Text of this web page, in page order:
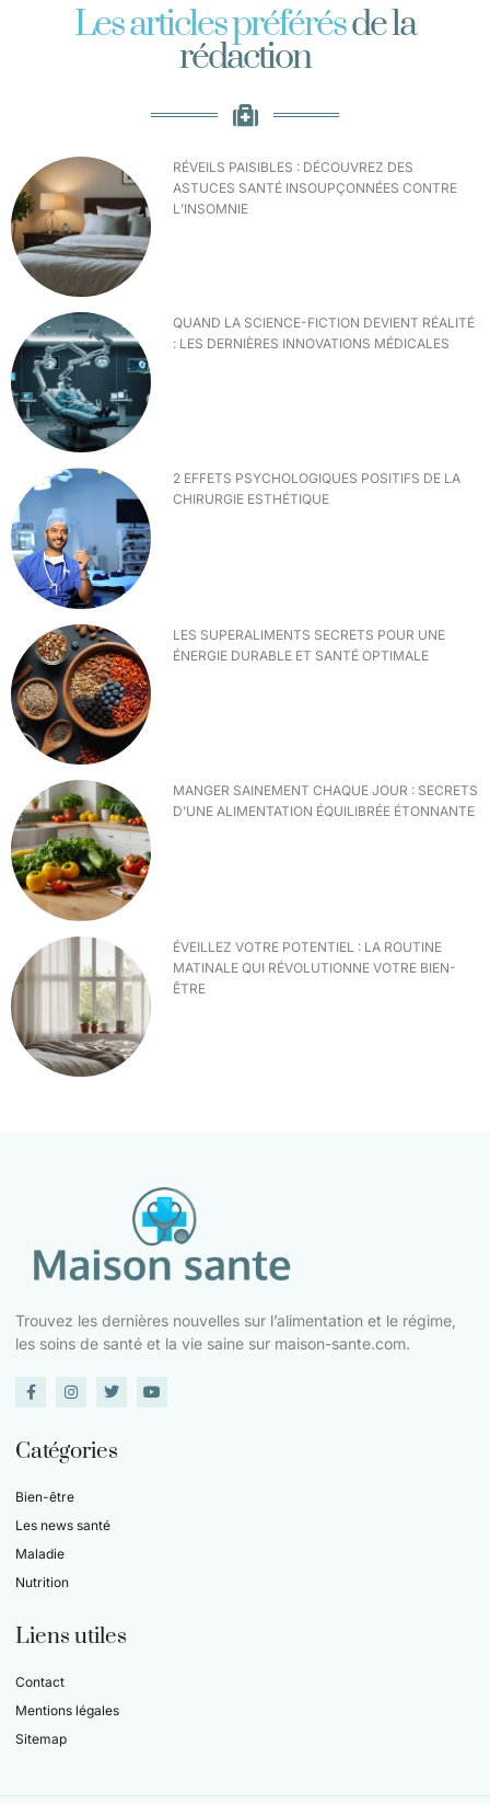
Les articles préférésde la
rédaction
RÉVEILS PAISIBLES : DÉCOUVREZ DES
ASTUCES SANTÉ INSOUPÇONNÉES CONTRE
L’INSOMNIE
QUAND LA SCIENCE-FICTION DEVIENT RÉALITÉ
: LES DERNIÈRES INNOVATIONS MÉDICALES
2 EFFETS PSYCHOLOGIQUES POSITIFS DE LA
CHIRURGIE ESTHÉTIQUE
LES SUPERALIMENTS SECRETS POUR UNE
ÉNERGIE DURABLE ET SANTÉ OPTIMALE
MANGER SAINEMENT CHAQUE JOUR : SECRETS
D’UNE ALIMENTATION ÉQUILIBRÉE ÉTONNANTE
ÉVEILLEZ VOTRE POTENTIEL : LA ROUTINE
MATINALE QUI RÉVOLUTIONNE VOTRE BIEN-
ÊTRE
Trouvez les dernières nouvelles sur l’alimentation et le régime,
les soins de santé et la vie saine sur maison-sante.com.
Catégories
Bien-être
Les news santé
Maladie
Nutrition
Liens utiles
Contact
Mentions légales
Sitemap